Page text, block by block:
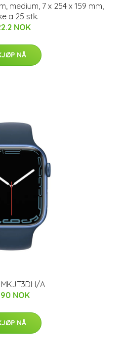
medium, 7 x 254 x 159 mm,
a 25 stk.
NOK
NÅ
A
NOK
NÅ